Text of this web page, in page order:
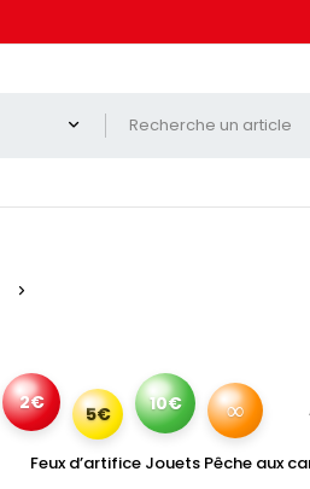
Feux d’artifice Jouets Pêche aux
2€ 5€ 10€ ∞